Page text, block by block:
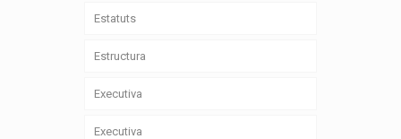
Estatuts
Estructura
Executiva
Executiva